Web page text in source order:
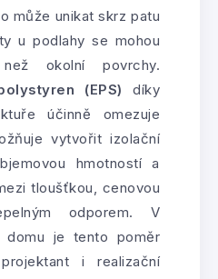
může unikat skrz patu
u podlahy se mohou
okolní povrchy.
(EPS) díky
účinně omezuje
vytvořit izolační
hmotností a
tloušťkou, cenovou
odporem. V
domu je tento poměr
i realizační